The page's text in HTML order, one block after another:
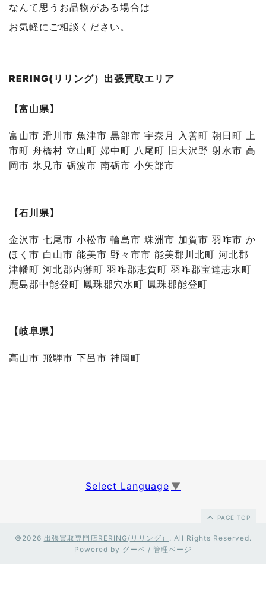
なんて思うお品物がある場合は
お気軽にご相談ください。
RERING(リリング）出張買取エリア
【富山県】
富山市 滑川市 魚津市 黒部市 宇奈月 入善町 朝日町 上
市町 舟橋村 立山町 婦中町 八尾町 旧大沢野 射水市 高
岡市 氷見市 砺波市 南砺市 小矢部市
【石川県】
金沢市 七尾市 小松市 輪島市 珠洲市 加賀市 羽咋市 か
ほく市 白山市 能美市 野々市市 能美郡川北町 河北郡
津幡町 河北郡内灘町 羽咋郡志賀町 羽咋郡宝達志水町
鹿島郡中能登町 鳳珠郡穴水町 鳳珠郡能登町
【岐阜県】
高山市 飛騨市 下呂市 神岡町
Select Language ▼
PAGE TOP
©2026 出張買取専門店RERING(リリング） . All Rights Reserved.
Powered by グーペ / 管理ページ